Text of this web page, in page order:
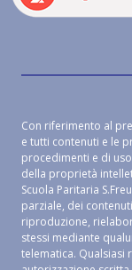
Con riferimento al
e tutti contenuti e le
procedimenti e di
della proprietà
Scuola Paritaria
parziale, dei
riproduzione,
stessi mediante
telematica. Qualsiasi